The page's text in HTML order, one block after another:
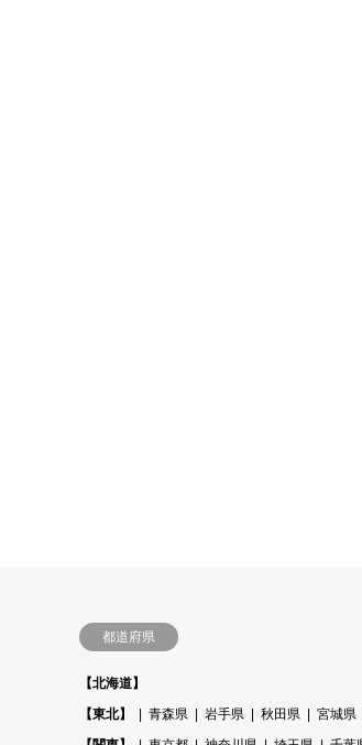
都道府県
【北海道】
【東北】
青森県 岩手県 秋田県 宮城県